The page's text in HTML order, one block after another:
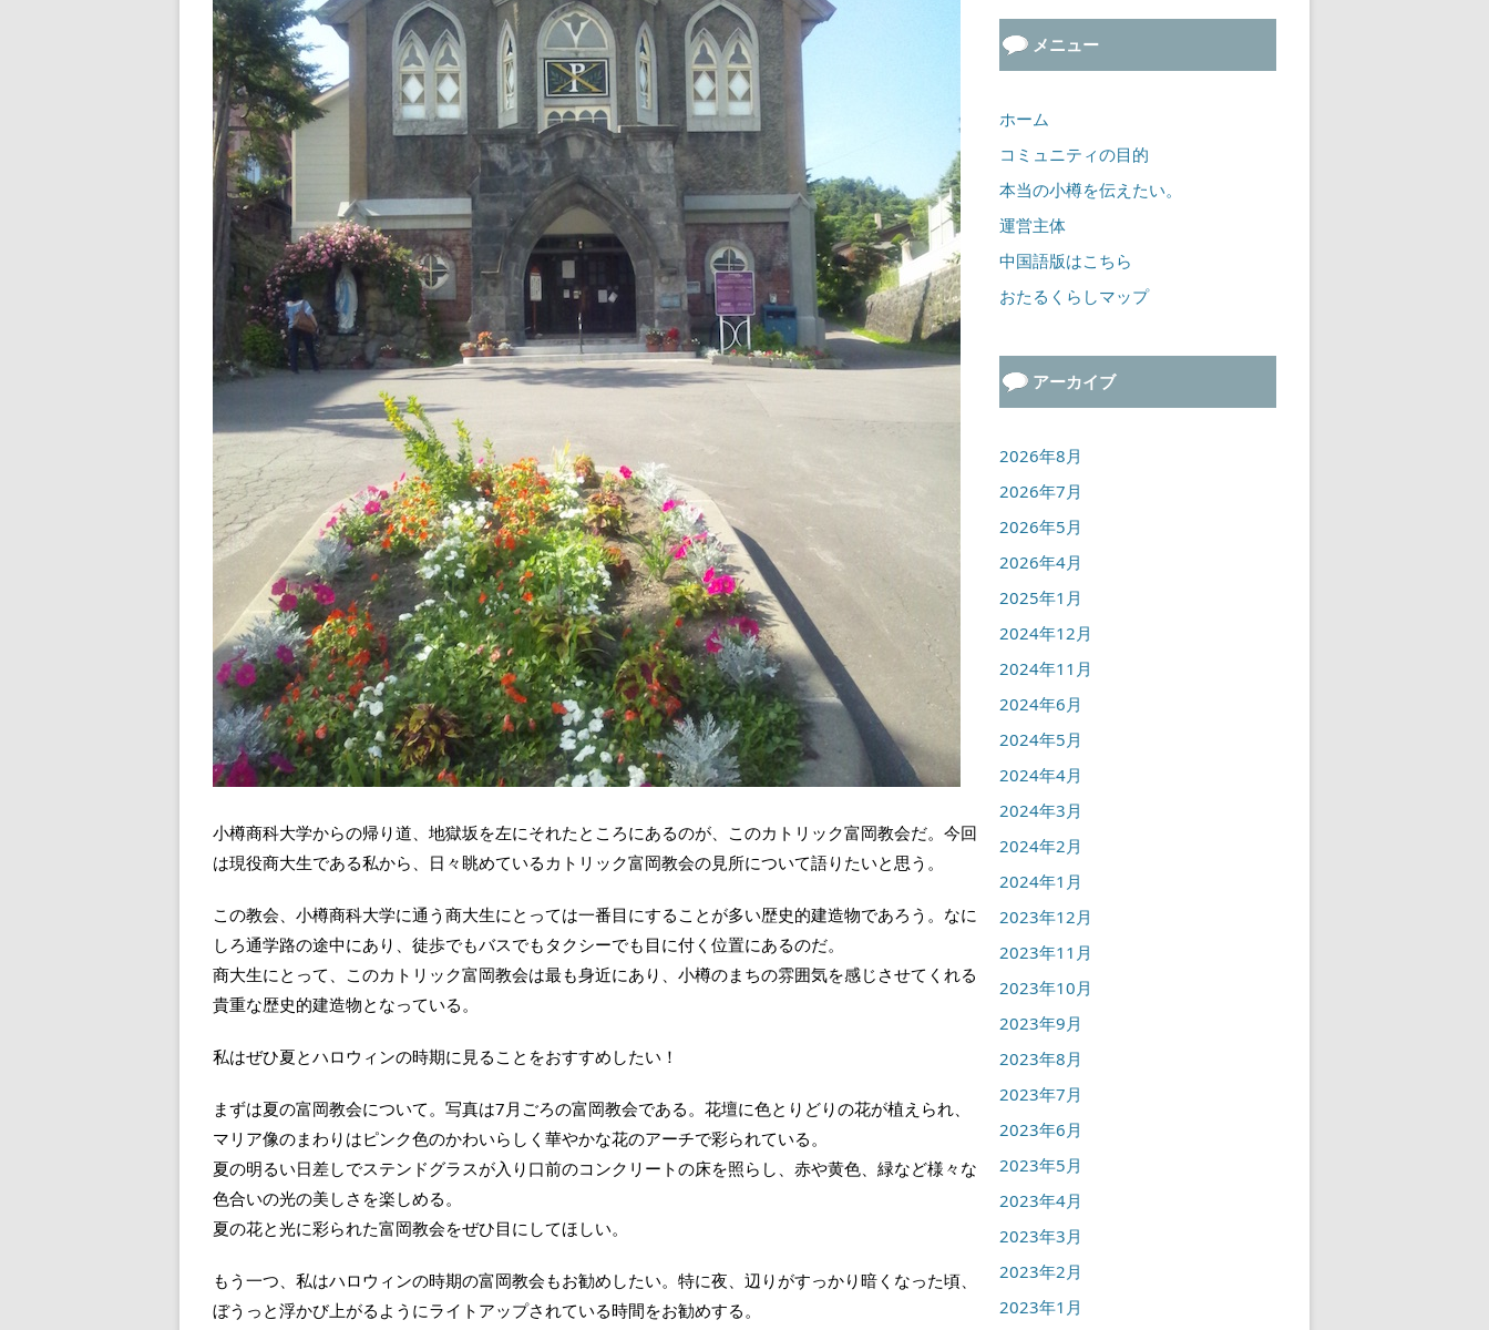
小樽商科大学からの帰り道、地獄坂を左にそれたところにあるのが、このカトリック富岡教会だ。今回
は現役商大生である私から、日々眺めているカトリック富岡教会の見所について語りたいと思う。
この教会、小樽商科大学に通う商大生にとっては一番目にすることが多い歴史的建造物であろう。なに
しろ通学路の途中にあり、徒歩でもバスでもタクシーでも目に付く位置にあるのだ。
商大生にとって、このカトリック富岡教会は最も身近にあり、小樽のまちの雰囲気を感じさせてくれる
貴重な歴史的建造物となっている。
私はぜひ夏とハロウィンの時期に見ることをおすすめしたい！
まずは夏の富岡教会について。写真は7月ごろの富岡教会である。花壇に色とりどりの花が植えられ、
マリア像のまわりはピンク色のかわいらしく華やかな花のアーチで彩られている。
夏の明るい日差しでステンドグラスが入り口前のコンクリートの床を照らし、赤や黄色、緑など様々な
色合いの光の美しさを楽しめる。
夏の花と光に彩られた富岡教会をぜひ目にしてほしい。
もう一つ、私はハロウィンの時期の富岡教会もお勧めしたい。特に夜、辺りがすっかり暗くなった頃、
ぼうっと浮かび上がるようにライトアップされている時間をお勧めする。
メニュー
ホーム
コミュニティの目的
本当の小樽を伝えたい。
運営主体
中国語版はこちら
おたるくらしマップ
アーカイブ
2026年8月
2026年7月
2026年5月
2026年4月
2025年1月
2024年12月
2024年11月
2024年6月
2024年5月
2024年4月
2024年3月
2024年2月
2024年1月
2023年12月
2023年11月
2023年10月
2023年9月
2023年8月
2023年7月
2023年6月
2023年5月
2023年4月
2023年3月
2023年2月
2023年1月